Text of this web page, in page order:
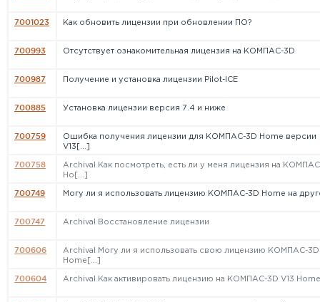
7001023 Как обновить лицензии при обновлении ПО?
700993 Отсутствует ознакомительная лицензия на КОМПАС-3D
700987 Получение и установка лицензии Pilot-ICE
700885 Установка лицензии версия 7.4 и ниже
700759
Ошибка получения лицензии для КОМПАС-3D Home версии
V13[...]
700758
Archival Как посмотреть, есть ли у меня лицензия на
Ho[...]
700749 Могу ли я использовать лицензию КОМПАС-3D Home на
700747 Archival Восстановление лицензии
700606
Archival Могу ли я использовать свою лицензию КОМПАС-3D
Home[...]
700604 Archival Как активировать лицензию на КОМПАС-3D V13